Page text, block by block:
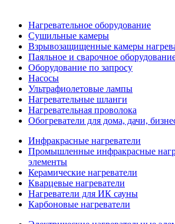
Нагревательное оборудование
Сушильные камеры
Взрывозащищенные камеры
Паяльное и сварочное
Оборудование по запросу
Насосы
Ультрафиолетовые лампы
Нагревательные шланги
Нагревательная проволока
Обогреватели для дома, дачи,
Инфракрасные нагреватели
Промышленные инфракрасные
элементы
Керамические нагреватели
Кварцевые нагреватели
Нагреватели для ИК сауны
Карбоновые нагреватели